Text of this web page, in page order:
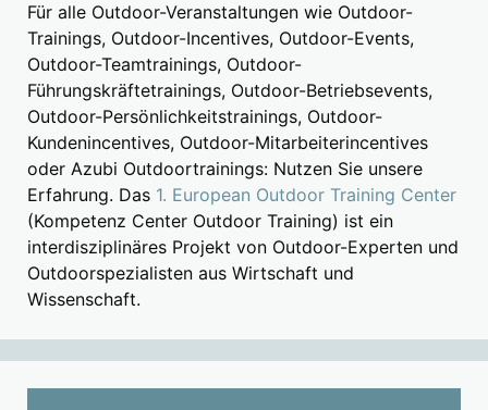
Für alle Outdoor-Veranstaltungen wie Outdoor-
Trainings, Outdoor-Incentives, Outdoor-Events,
Outdoor-Teamtrainings, Outdoor-
Führungskräftetrainings, Outdoor-Betriebsevents,
Outdoor-Persönlichkeitstrainings, Outdoor-
Kundenincentives, Outdoor-Mitarbeiterincentives
oder Azubi Outdoortrainings: Nutzen Sie unsere
Erfahrung. Das 1. European Outdoor Training Center
(Kompetenz Center Outdoor Training) ist ein
interdisziplinäres Projekt von Outdoor-Experten und
Outdoorspezialisten aus Wirtschaft und
Wissenschaft.